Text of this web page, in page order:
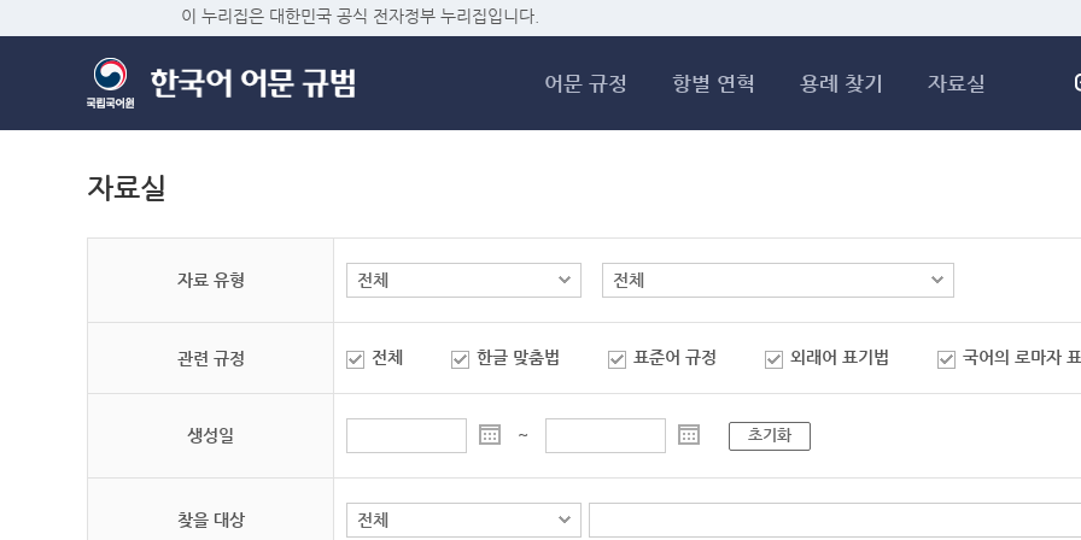
이 누리집은 대한민국 공식 전자정부 누리집입니다.
어문 규정 항별 연혁 용례 찾기 자료실
자료실
자료 유형
관련 규정 전체 한글 맞춤법 표준어 규정 외래어 표기법 국어의 로마자
생성일 ~ 초기화
찾을 대상